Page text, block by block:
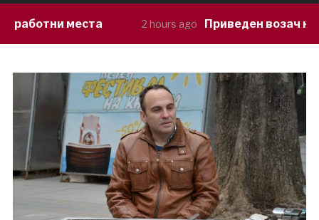
2 hours ago Приведен возач кој ја предизвикал